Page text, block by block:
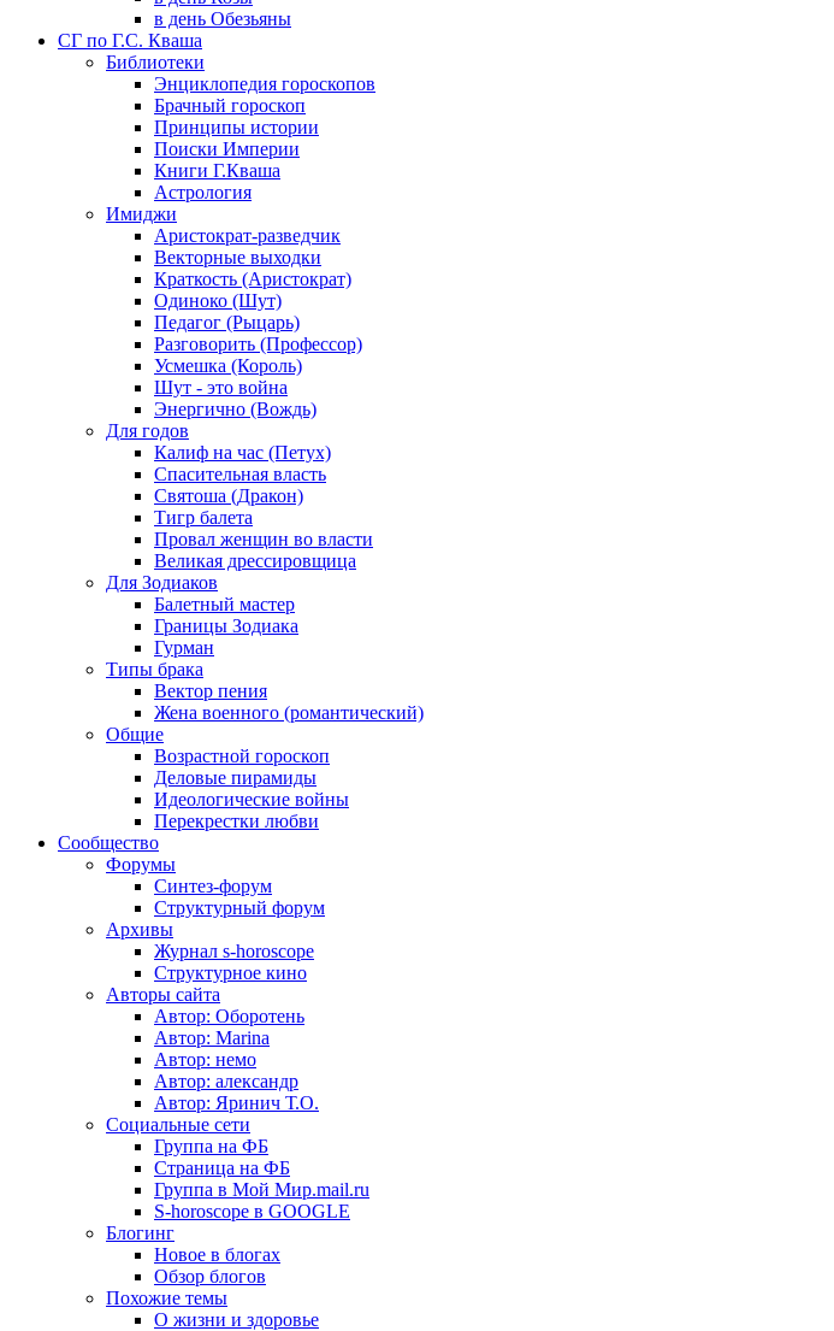
в день Обезьяны
СГ по Г.С. Кваша
Библиотеки
Энциклопедия гороскопов
Брачный гороскоп
Принципы истории
Поиски Империи
Книги Г.Кваша
Астрология
Имиджи
Аристократ-разведчик
Векторные выходки
Краткость (Аристократ)
Одиноко (Шут)
Педагог (Рыцарь)
Разговорить (Профессор)
Усмешка (Король)
Шут - это война
Энергично (Вождь)
Для годов
Калиф на час (Петух)
Спасительная власть
Святоша (Дракон)
Тигр балета
Провал женщин во власти
Великая дрессировщица
Для Зодиаков
Балетный мастер
Границы Зодиака
Гурман
Типы брака
Вектор пения
Жена военного (романтический)
Общие
Возрастной гороскоп
Деловые пирамиды
Идеологические войны
Перекрестки любви
Сообщество
Форумы
Синтез-форум
Структурный форум
Архивы
Журнал s-horoscope
Структурное кино
Авторы сайта
Автор: Оборотень
Автор: Marina
Автор: немo
Автор: александр
Автор: Яринич Т.О.
Социальные сети
Группа на ФБ
Страница на ФБ
Группа в Мой Мир.mail.ru
S-horoscope в GOOGLE
Блогинг
Новое в блогах
Обзор блогов
Похожие темы
О жизни и здоровье